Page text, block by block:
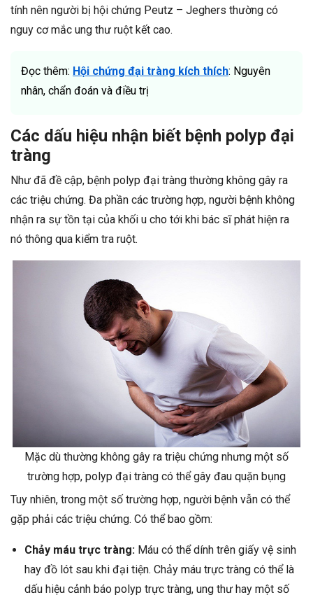
tính nên người bị hội chứng Peutz – Jeghers thường có
nguy cơ mắc ung thư ruột kết cao.
Đọc thêm: Hội chứng đại tràng kích thích: Nguyên
nhân, chẩn đoán và điều trị
Các dấu hiệu nhận biết bệnh polyp đại
tràng
Như đã đề cập, bệnh polyp đại tràng thường không gây ra
các triệu chứng. Đa phần các trường hợp, người bệnh không
nhận ra sự tồn tại của khối u cho tới khi bác sĩ phát hiện ra
nó thông qua kiểm tra ruột.
Mặc dù thường không gây ra triệu chứng nhưng một số
trường hợp, polyp đại tràng có thể gây đau quặn bụng
Tuy nhiên, trong một số trường hợp, người bệnh vẫn có thể
gặp phải các triệu chứng. Có thể bao gồm:
Chảy máu trực tràng: Máu có thể dính trên giấy vệ sinh
hay đồ lót sau khi đại tiện. Chảy máu trực tràng có thể là
dấu hiệu cảnh báo polyp trực tràng, ung thư hay một số